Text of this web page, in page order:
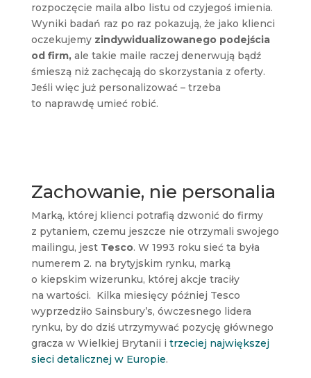
rozpoczęcie maila albo listu od czyjegoś imienia.
Wyniki badań raz po raz pokazują, że jako klienci
oczekujemy zindywidualizowanego podejścia
od firm,ale takie maile raczej denerwują bądź
śmieszą niż zachęcają do skorzystania z oferty.
Jeśli więc już personalizować – trzeba
to naprawdę umieć robić.
Zachowanie, nie personalia
Marką, której klienci potrafią dzwonić do firmy
z pytaniem, czemu jeszcze nie otrzymali swojego
mailingu, jest Tesco. W 1993 roku sieć ta była
numerem 2. na brytyjskim rynku, marką
o kiepskim wizerunku, której akcje traciły
na wartości. Kilka miesięcy później Tesco
wyprzedziło Sainsbury’s, ówczesnego lidera
rynku, by do dziś utrzymywać pozycję głównego
gracza w Wielkiej Brytanii i trzeciej największej
sieci detalicznej w Europie.